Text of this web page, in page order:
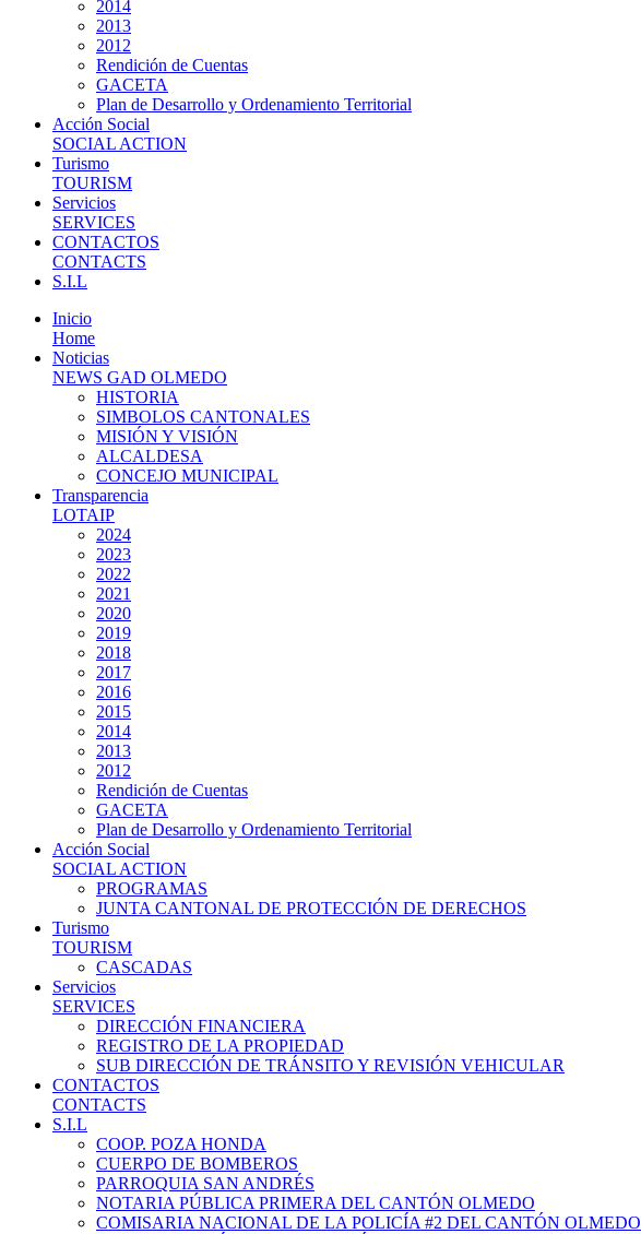
2014
2013
2012
Rendición de Cuentas
GACETA
Plan de Desarrollo y Ordenamiento Territorial
Acción Social
SOCIAL ACTION
Turismo
TOURISM
Servicios
SERVICES
CONTACTOS
CONTACTS
S.I.L
Inicio
Home
Noticias
NEWS GAD OLMEDO
HISTORIA
SIMBOLOS CANTONALES
MISIÓN Y VISIÓN
ALCALDESA
CONCEJO MUNICIPAL
Transparencia
LOTAIP
2024
2023
2022
2021
2020
2019
2018
2017
2016
2015
2014
2013
2012
Rendición de Cuentas
GACETA
Plan de Desarrollo y Ordenamiento Territorial
Acción Social
SOCIAL ACTION
PROGRAMAS
JUNTA CANTONAL DE PROTECCIÓN DE DERECHOS
Turismo
TOURISM
CASCADAS
Servicios
SERVICES
DIRECCIÓN FINANCIERA
REGISTRO DE LA PROPIEDAD
SUB DIRECCIÓN DE TRÁNSITO Y REVISIÓN VEHICULAR
CONTACTOS
CONTACTS
S.I.L
COOP. POZA HONDA
CUERPO DE BOMBEROS
PARROQUIA SAN ANDRÉS
NOTARIA PÚBLICA PRIMERA DEL CANTÓN OLMEDO
COMISARIA NACIONAL DE LA POLICÍA #2 DEL CANTÓN OLMEDO